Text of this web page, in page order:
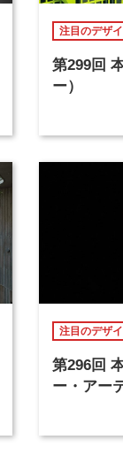
注目のデザ
第299回
ー）
注目のデザ
第296回
ー・アー